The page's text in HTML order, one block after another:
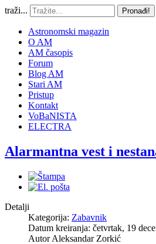
traži... Pronađi!
Astronomski magazin
O AM
AM časopis
Forum
Blog AM
Stari AM
Pristup
Kontakt
VoBaNISTA
ELECTRA
Alarmantna vest i
Detalji
Kategorija: Zabavnik
Datum kreiranja: četvrtak, 19
AutorAleksandar Zorkić